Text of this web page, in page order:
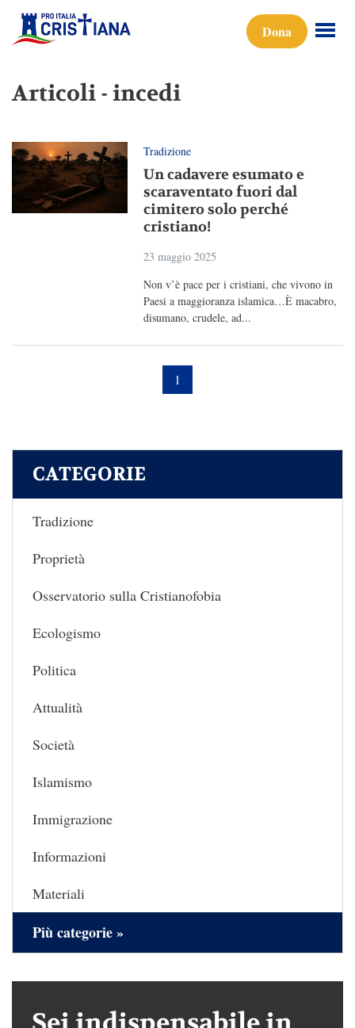
Dona
Articoli - incedi
Tradizione
Un cadavere esumato e
scaraventato fuori dal
cimitero solo perché
cristiano!
23 maggio 2025
Non v’è pace per i cristiani, che vivono in
Paesi a maggioranza islamica…È macabro,
disumano, crudele, ad...
1
CATEGORIE
Tradizione
Proprietà
Osservatorio sulla Cristianofobia
Ecologismo
Politica
Attualità
Società
Islamismo
Immigrazione
Informazioni
Materiali
Più categorie »